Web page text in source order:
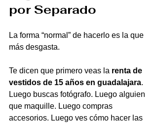
por Separado
La forma “normal” de hacerlo es la que
más desgasta.
Te dicen que primero veas la renta de
vestidos de 15 años en guadalajara.
Luego buscas fotógrafo. Luego alguien
que maquille. Luego compras
accesorios. Luego ves cómo hacer las